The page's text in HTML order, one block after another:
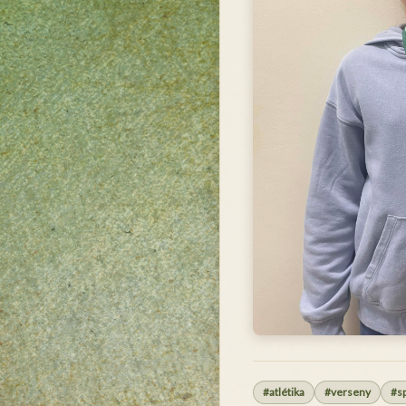
#atlétika #verseny